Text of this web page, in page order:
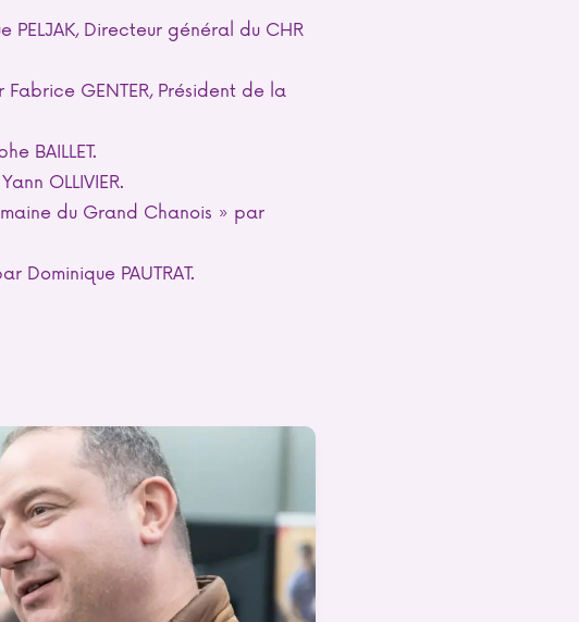
Directeur général du CHR
GENTER, Président de la
BAILLET.
OLLIVIER.
du Grand Chanois » par
Dominique PAUTRAT.